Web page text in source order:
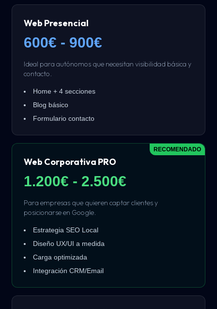
Web Presencial
600€ - 900€
Ideal para autónomos que necesitan visibilidad básica y
contacto.
Home + 4 secciones
Blog básico
Formulario contacto
RECOMENDADO
Web Corporativa PRO
1.200€ - 2.500€
Para empresas que quieren captar clientes y
posicionarse en Google.
Estrategia SEO Local
Diseño UX/UI a medida
Carga optimizada
Integración CRM/Email